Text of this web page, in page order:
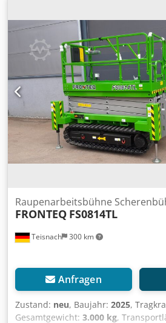
Teisnach 300 km
Raupenarbeitsbühne
FRONTEQ FS0814TL
Anfragen
Zustand: neu, Baujahr: 2025,
Gesamtgewicht: 3.000 kg,